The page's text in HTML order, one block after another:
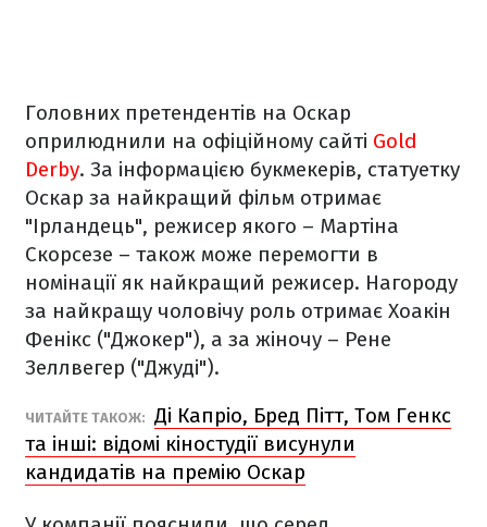
Головних претендентів на Оскар
оприлюднили на офіційному сайті Gold
Derby. За інформацією букмекерів, статуетку
Оскар за найкращий фільм отримає
"Ірландець", режисер якого – Мартіна
Скорсезе – також може перемогти в
номінації як найкращий режисер. Нагороду
за найкращу чоловічу роль отримає Хоакін
Фенікс ("Джокер"), а за жіночу – Рене
Зеллвегер ("Джуді").
ЧИТАЙТЕ ТАКОЖ: Ді Капріо, Бред Пітт, Том Генкс
та інші: відомі кіностудії висунули
кандидатів на премію Оскар